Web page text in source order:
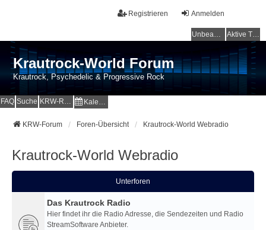
Anmelden
Registrieren
Unbeantwortete Themen Aktive Themen
Krautrock-World Forum
Krautrock, Psychedelic & Progressive Rock
FAQ Suche KRW-Radio Kalender
KRW-Forum Foren-Übersicht Krautrock-World Webradio
Krautrock-World Webradio
Unterforen
Das Krautrock Radio
Hier findet ihr die Radio Adresse, die Sendezeiten und Radio
StreamSoftware Anbieter.